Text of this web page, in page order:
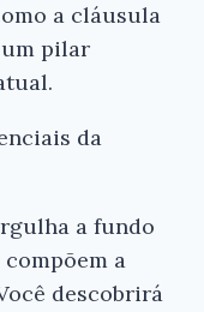
a cláusula
pilar
da
a fundo
a
descobrirá